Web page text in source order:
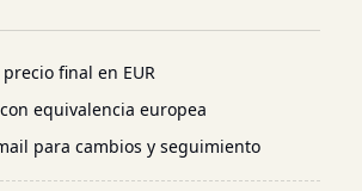
final en EUR
equivalencia europea
para cambios y seguimiento